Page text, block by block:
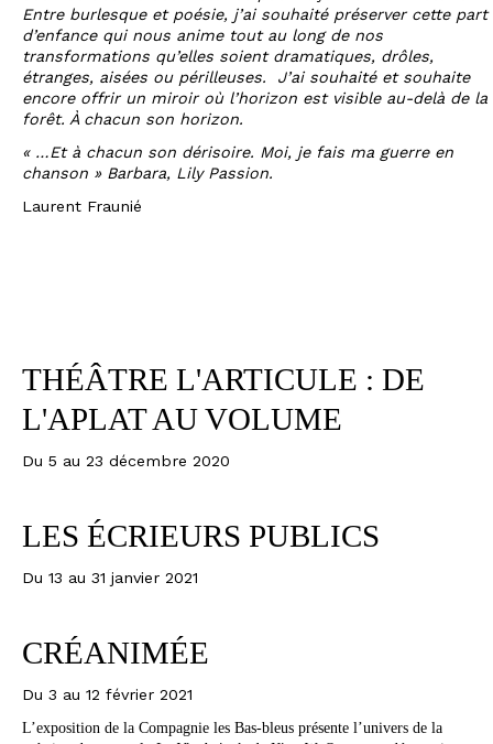
Entre burlesque et poésie, j’ai souhaité préserver cette part
d’enfance qui nous anime tout au long de nos
transformations qu’elles soient dramatiques, drôles,
étranges, aisées ou périlleuses. J’ai souhaité et souhaite
encore offrir un miroir où l’horizon est visible au-delà de la
forêt. À chacun son horizon.
« …Et à chacun son dérisoire. Moi, je fais ma guerre en
chanson » Barbara, Lily Passion.
Laurent Fraunié
THÉÂTRE L'ARTICULE : DE
L'APLAT AU VOLUME
Du 5 au 23 décembre 2020
LES ÉCRIEURS PUBLICS
Du 13 au 31 janvier 2021
CRÉANIMÉE
Du 3 au 12 février 2021
L’exposition de la Compagnie les Bas-bleus présente l’univers de la